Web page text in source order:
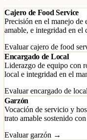
Cajero de Food Service
Precisión en el manejo
amable, e integridad en el
Evaluar cajero de food
Encargado de Local
Liderazgo de equipo con
local e integridad en el
Evaluar encargado de
Garzón
Vocación de servicio y
trato amable sostenido
Evaluar garzón →